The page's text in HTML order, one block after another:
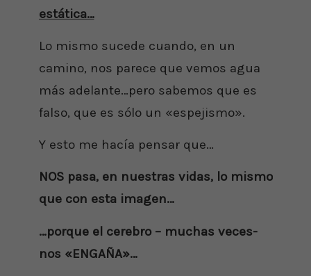
estática…
Lo mismo sucede cuando, en un
camino, nos parece que vemos agua
más adelante…pero sabemos que es
falso, que es sólo un «espejismo».
Y esto me hacía pensar que…
NOS pasa, en nuestras vidas, lo mismo
que con esta imagen…
…porque el cerebro – muchas veces-
nos «ENGAÑA»…